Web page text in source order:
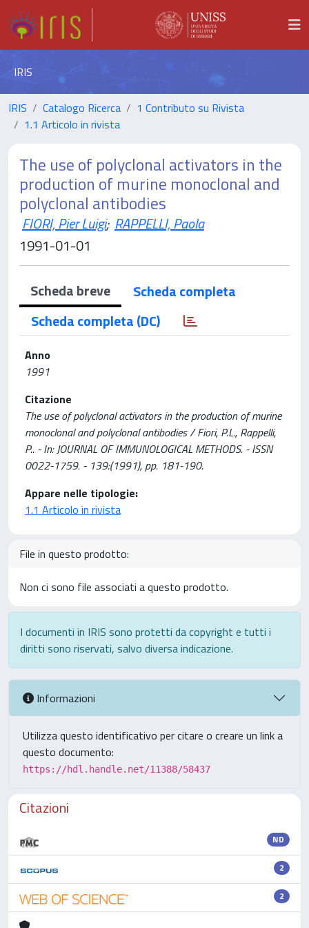
IRIS
IRIS Catalogo Ricerca
1 Contributo su Rivista
1.1 Articolo in rivista
The use of polyclonal activators in the
production of murine monoclonal and
polyclonal antibodies
FIORI, Pier Luigi; RAPPELLI, Paola
1991-01-01
Scheda breve
Scheda completa
Scheda completa (DC)
Anno
1991
Citazione
The use of polyclonal activators in the production of murine
monoclonal and polyclonal antibodies / Fiori, P.L., Rappelli,
P.. - In: JOURNAL OF IMMUNOLOGICAL METHODS. - ISSN
0022-1759. - 139:(1991), pp. 181-190.
Appare nelle tipologie:
1.1 Articolo in rivista
File in questo prodotto:
Non ci sono file associati a questo prodotto.
I documenti in IRIS sono protetti da copyright e tutti i
diritti sono riservati, salvo diversa indicazione.
Informazioni
Utilizza questo identificativo per citare o creare un link a
questo documento:
https://hdl.handle.net/11388/58437
Citazioni
ND
2
2